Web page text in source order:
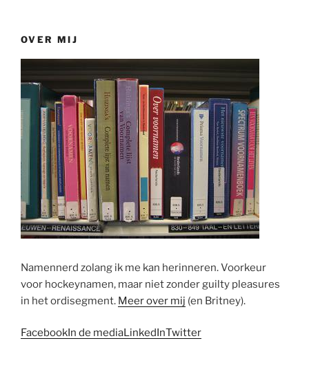
OVER MIJ
Namennerd zolang ik me kan herinneren. Voorkeur
voor hockeynamen, maar niet zonder guilty pleasures
in het ordisegment. Meer over mij (en Britney).
Facebook In de mediaLinkedInTwitter